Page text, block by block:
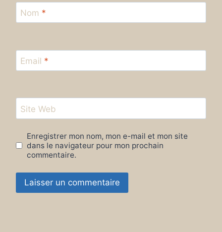
Nom *
Email *
Site Web
Enregistrer mon nom, mon e-mail et mon site
dans le navigateur pour mon prochain
commentaire.